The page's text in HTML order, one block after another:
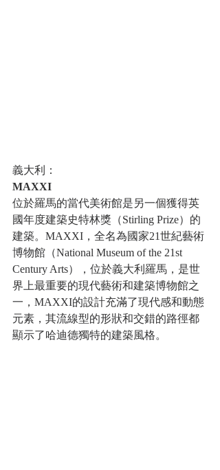
義大利：
MAXXI
位於羅馬的當代美術館是另一個獲得英
國年度建築史特林獎（Stirling Prize）的
建築。MAXXI，全名為國家21世紀藝術
博物館（National Museum of the 21st
Century Arts），位於義大利羅馬，是世
界上最重要的現代藝術和建築博物館之
一，MAXXI的設計充滿了現代感和動態
元素，其流線型的形狀和交錯的路徑都
顯示了哈迪德獨特的建築風格。